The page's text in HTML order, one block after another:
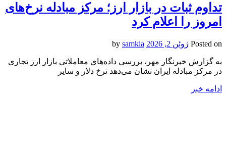
تداوم ثبات در بازار ارز؛ مرکز مبادله نرخ‌های
امروز را اعلام کرد
Posted on ژوئن 2, 2026 samkia
به گزارش خبرنگار مهر، بررسی داده‌های معاملاتی بازار ارز تجاری
در مرکز مبادله ایران نشان می‌دهد نرخ دلار و سایر
ادامه خبر